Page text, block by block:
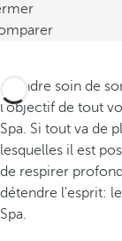
Prendre soin de
l'objectif de tout
Spa. Si tout va de
lesquelles il est
de respirer
détendre l'esprit:
Spa.